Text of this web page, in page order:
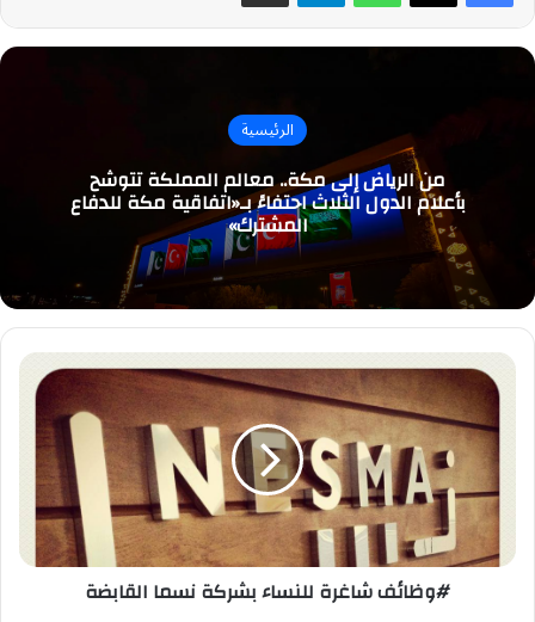
الرئيسية
من الرياض إلى مكة.. معالم المملكة تتوشح
بأعلام الدول الثلاث احتفاءً بـ«اتفاقية مكة للدفاع
المشترك»
#وظائف
شاغرة
للنساء
بشركة
نسما
القابضة
#وظائف شاغرة للنساء بشركة نسما القابضة